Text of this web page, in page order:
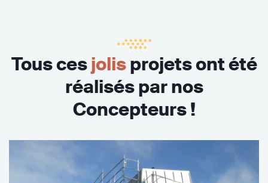
Tous cesjolisprojets ont été
réalisés par nos
Concepteurs !